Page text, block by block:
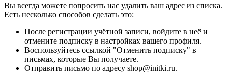
Вы всегда можете попросить нас удалить ваш адрес из списка.
Есть несколько способов сделать это:
После регистрации учётной записи, войдите в неё и
отмените подписку в настройках вашего профиля.
Воспользуйтесь ссылкой "Отменить подписку" в
письмах, которые Вы получаете.
Отправить письмо по адресу shop@initki.ru.